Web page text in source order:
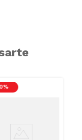
%